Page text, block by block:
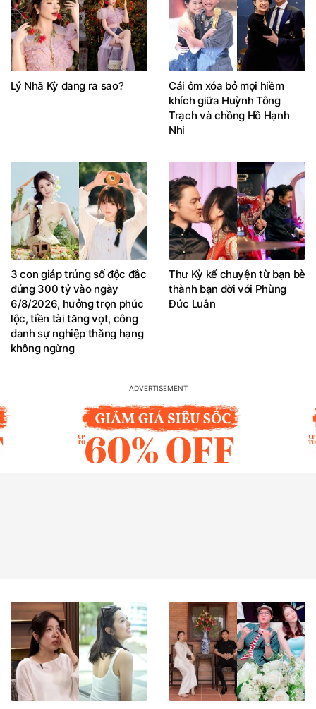
Lý Nhã Kỳ đang ra sao?
Cái ôm xóa bỏ mọi hiềm
khích giữa Huỳnh Tông
Trạch và chồng Hồ Hạnh
Nhi
3 con giáp trúng số độc đắc
đúng 300 tỷ vào ngày
6/8/2026, hưởng trọn phúc
lộc, tiền tài tăng vọt, công
danh sự nghiệp thăng hạng
không ngừng
Thư Kỳ kể chuyện từ bạn bè
thành bạn đời với Phùng
Đức Luân